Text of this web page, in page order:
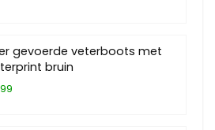
gevoerde veterboots met
bruin